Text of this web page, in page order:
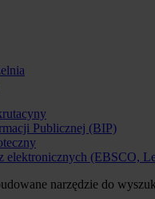
Publicznej (BIP)
elektronicznych (EBSCO,
narzędzie do